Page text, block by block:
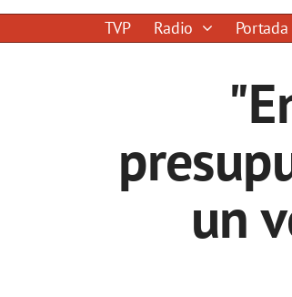
TVP Radio Portada
un